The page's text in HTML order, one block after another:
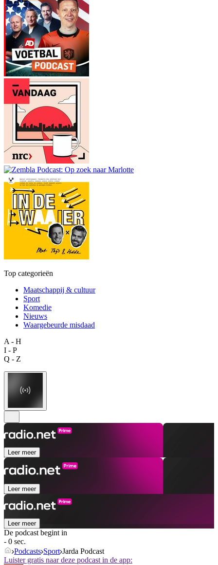
Top categorieën
Maatschappij & cultuur
Sport
Komedie
Nieuws
Waargebeurde misdaad
A - H
I - P
Q - Z
Leer meer
Leer meer
Leer meer
De podcast begint in
- 0 sec.
Podcasts Sport Jarda Podcast
Luister gratis naar deze podcast in de app: